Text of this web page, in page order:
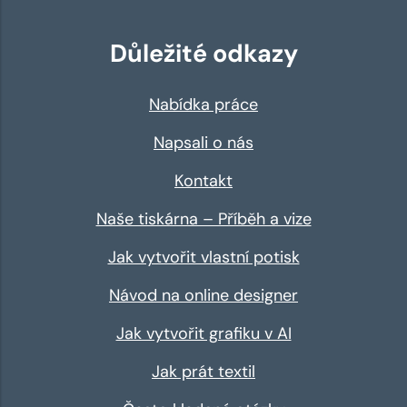
Důležité odkazy
Nabídka práce
Napsali o nás
Kontakt
Naše tiskárna – Příběh a vize
Jak vytvořit vlastní potisk
Návod na online designer
Jak vytvořit grafiku v AI
Jak prát textil